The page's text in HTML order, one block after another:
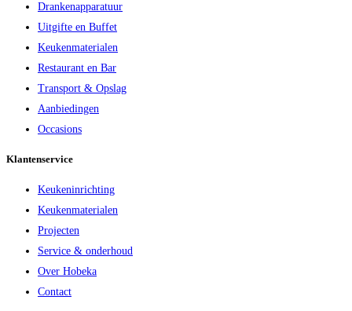
Drankenapparatuur
Uitgifte en Buffet
Keukenmaterialen
Restaurant en Bar
Transport & Opslag
Aanbiedingen
Occasions
Klantenservice
Keukeninrichting
Keukenmaterialen
Projecten
Service & onderhoud
Over Hobeka
Contact